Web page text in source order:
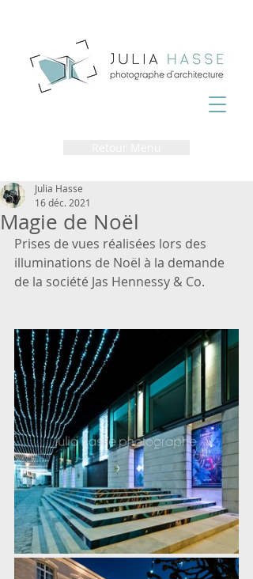
Magie de Noël
Julia Hasse
16 déc. 2021
Prises de vues réalisées lors des
illuminations de Noël à la demande
de la société Jas Hennessy & Co.